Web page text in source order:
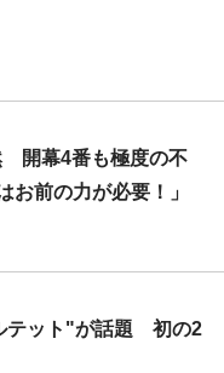
開幕4番も極度の不
前の力が必要！」
テット"が話題 初の2